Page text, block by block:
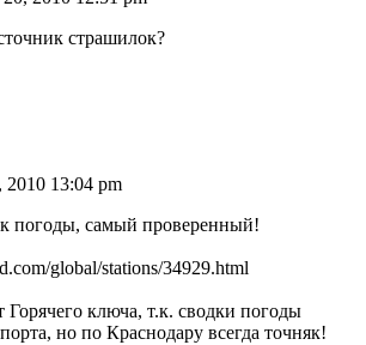
страшилок?
2010 13:04 pm
погоды, самый проверенный!
global/stations/34929.html
Горячего ключа, т.к. сводки погоды
но по Краснодару всегда точняк!